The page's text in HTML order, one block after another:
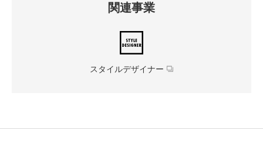
関連事業
スタイルデザイナー